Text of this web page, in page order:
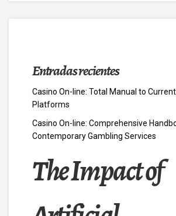
Entradas recientes
Casino On-line: Total Manual to
Platforms
Casino On-line: Comprehensive
Contemporary Gambling Services
The Impact of